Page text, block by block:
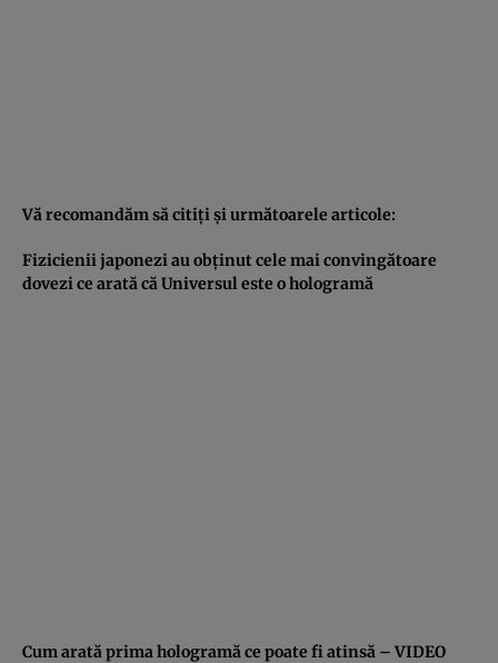
Vă recomandăm să citiţi şi următoarele articole:
Fizicienii japonezi au obţinut cele mai convingătoare
dovezi ce arată că Universul este o hologramă
Cum arată prima hologramă ce poate fi atinsă – VIDEO